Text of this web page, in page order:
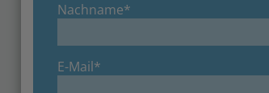
Nachname*
E-Mail*